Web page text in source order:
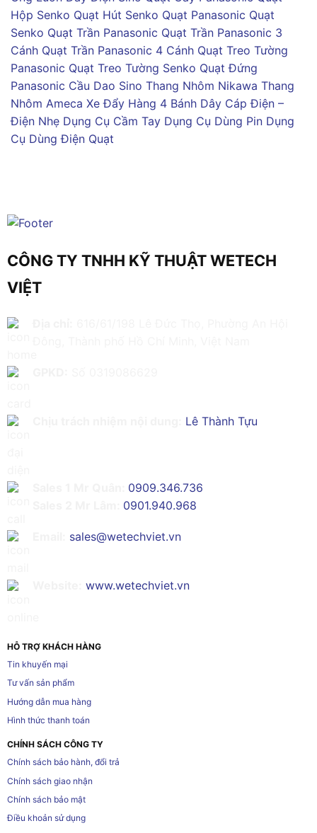
Hộp Senko Quạt Hút Senko Quạt Panasonic Quạt
Senko Quạt Trần Panasonic Quạt Trần Panasonic 3
Cánh Quạt Trần Panasonic 4 Cánh Quạt Treo Tường
Panasonic Quạt Treo Tường Senko Quạt Đứng
Panasonic Cầu Dao Sino Thang Nhôm Nikawa Thang
Nhôm Ameca Xe Đẩy Hàng 4 Bánh Dây Cáp Điện –
Điện Nhẹ Dụng Cụ Cầm Tay Dụng Cụ Dùng Pin Dụng
Cụ Dùng Điện Quạt
CÔNG TY TNHH KỸ THUẬT WETECH
VIỆT
Lê Thành Tựu
0909.346.736
0901.940.968
sales@wetechviet.vn
www.wetechviet.vn
HỖ TRỢ KHÁCH HÀNG
Tin khuyến mại
Tư vấn sản phẩm
Hướng dẫn mua hàng
Hình thức thanh toán
CHÍNH SÁCH CÔNG TY
Chính sách bảo hành, đổi trả
Chính sách giao nhận
Chính sách bảo mật
Điều khoản sử dụng